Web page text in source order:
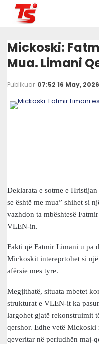
Mickoski:
Mua. Limani
Publikuar 07:52 16 May, 2026
Deklarata e sotme e
se është me mua” shihet si
vazhdon ta mbështesë
VLEN-in.
Fakti që Fatmir Limani u pa
Mickoskit intereprtohet si
afërsie mes tyre.
Megjithatë, situata mbetet
strukturat e VLEN-it ka
largohet gjatë rekonstruimit
qershor. Edhe vetë
qeveritar në periudhën maj-